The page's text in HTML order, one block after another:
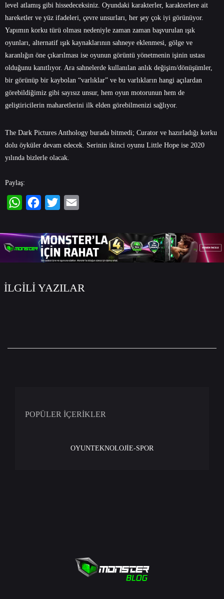
level atlamış gibi hissedeceksiniz. Oyundaki karakterler, karakterlere ait
hareketler ve yüz ifadeleri, çevre unsurları, her şey çok iyi görünüyor.
Yapımın korku türü olması nedeniyle zaman zaman başvurulan ışık
oyunları, alternatif ışık kaynaklarının sahneye eklenmesi, gölge ve
karanlığın öne çıkarılması ise oyunun görüntü yönetmenin işinin ustası
olduğunu kanıtlıyor. Ara sahnelerde kullanılan anlık değişim/dönüşümler,
bir görünüp bir kaybolan “varlıklar” ve bu varlıkların hangi açılardan
görebildiğimiz gibi sayısız unsur, hem oyun motorunun hem de
geliştiricilerin maharetlerini ilk elden görebilmenizi sağlıyor.
The Dark Pictures Anthology burada bitmedi; Curator ve hazırladığı korku
dolu öyküler devam edecek. Serinin ikinci oyunu Little Hope ise 2020
yılında bizlerle olacak.
Paylaş:
İLGİLİ YAZILAR
POPÜLER İÇERİKLER
OYUNTEKNOLOJİE-SPOR